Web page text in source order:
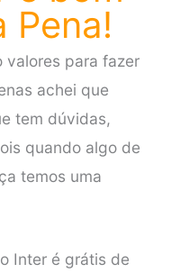
Pena!
valores para fazer
achei que
tem dúvidas,
quando algo de
temos uma
Inter é grátis de